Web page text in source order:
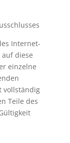
Internet-
diese
einzelne
vollständig
Teile des